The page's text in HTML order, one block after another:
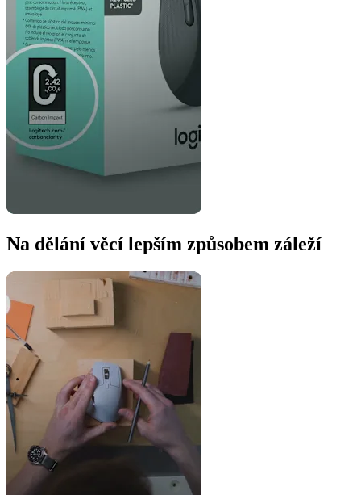
Na dělání věcí lepším způsobem záleží